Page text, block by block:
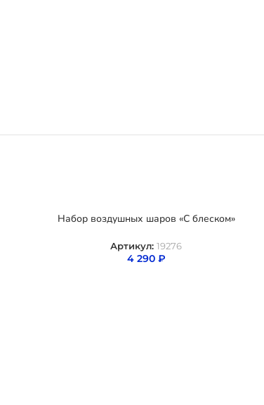
Набор воздушных шаров «С блеском»
Артикул: 19276
4 290 ₽